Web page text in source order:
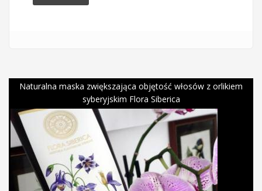
Naturalna maska zwiększająca objętość włosów z orlikiem
syberyjskim Flora Siberica